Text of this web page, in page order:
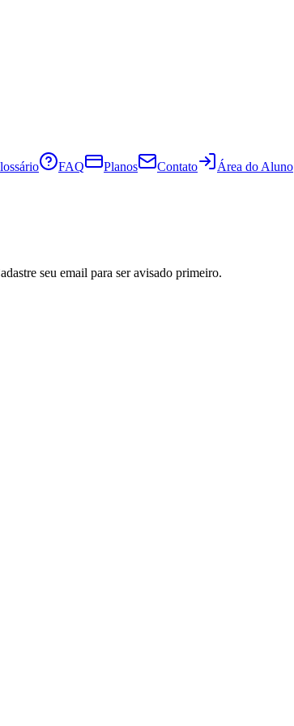
FAQ Planos Contato Área do Aluno
seu email para ser avisado primeiro.